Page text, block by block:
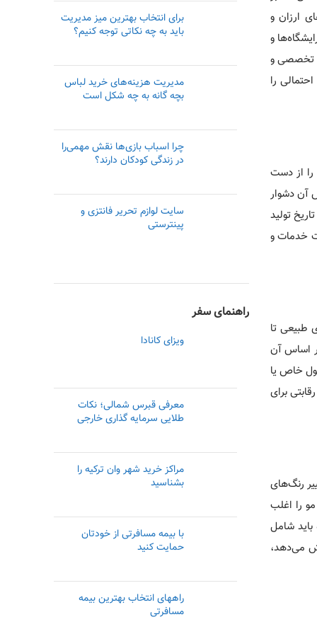
ارزان و
و
تخصصی و
را
را از دست
آن دشوار
تولید
خدمات و
طبیعی تا
اساس آن
خاص یا
برای
رنگ‌های
را اغلب
شامل
می‌دهد،
برای انتخاب بهترین میز مدیریت
باید به چه نکاتی توجه کنیم؟
مدیریت هزینه‌های خرید لباس
بچه گانه به چه شکل است
چرا اسباب بازی‌ها نقش مهمی‌را
در زندگی کودکان دارند؟
سایت لوازم تحریر فانتزی و
پینترستی
راهنمای سفر
ویزای کانادا
معرفی قبرس شمالی؛ نکات
طلایی سرمایه گذاری خارجی
مراکز خرید شهر وان ترکیه را
بشناسید
با بیمه مسافرتی از خودتان
حمایت کنید
راههای انتخاب بهترین بیمه
مسافرتی